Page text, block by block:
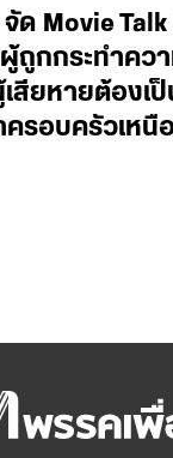
จัด Movie
ถูกกระทำควา
สียหายต้องเ
รอบครัวเหนื